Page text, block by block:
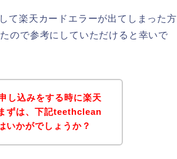
て楽天カードエラーが出てしまった方
ので参考にしていただけると幸いで
し込みをする時に楽天
ずは、下記teethclean
いかがでしょうか？